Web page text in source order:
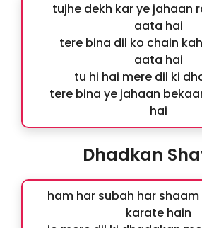
tujhe dekh kar ye jahaan
aata hai
tere bina dil ko chain
aata hai
tu hi hai mere dil ki
tere bina ye jahaan
hai
Dhadkan
ham har subah har
karate hain